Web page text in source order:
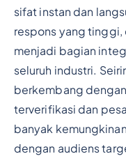
sifat instan dan
respons yang tinggi,
menjadi bagian
seluruh industri.
berkembang
terverifikasi dan
banyak
dengan audiens